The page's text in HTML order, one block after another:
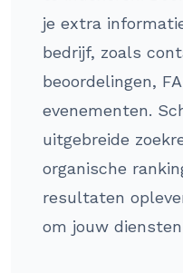
je extra
bedrijf, zoals
beoordelingen,
evenementen.
uitgebreide
organische
resultaten
om jouw